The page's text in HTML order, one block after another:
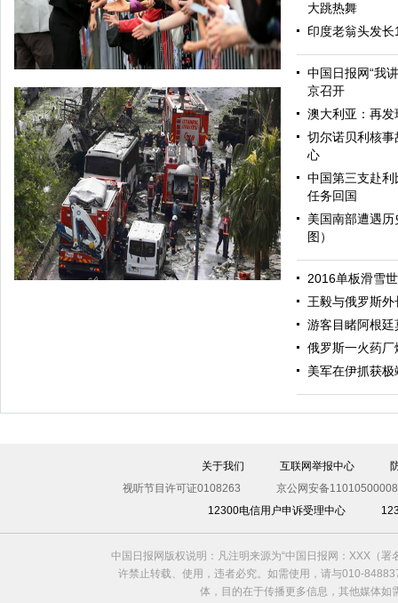
哈里与梅根亮相都柏林街头接受民众欢迎
大跳热舞
印度老翁头发
中国日报网“我
京召开
澳大利亚：再
切尔诺贝利核
心
中国第三支赴
任务回国
美国南部遭遇
图）
2016单板滑雪
王毅与俄罗斯
游客目睹阿根
俄罗斯一火药
美军在伊抓获极
关于我们 互联网举报中心
视听节目许可证0108263
京公网安备
12300电信用户申诉受理中心
中国日报网版权说明：凡注明来源为“中国日报网：XXX（
许禁止转载、使用，违者必究。如需使用，请与010-
体，目的在于传播更多信息，其他媒体